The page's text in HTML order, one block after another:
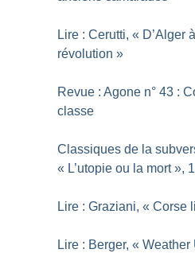
Lire : Cerutti, « D’Alger
révolution »
Revue : Agone n° 43 :
classe
Classiques de la
« L’utopie ou la mort »,
Lire : Graziani, « Corse
Lire : Berger, « Weather